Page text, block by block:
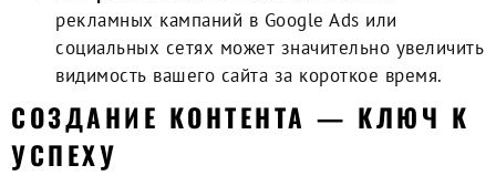
рекламных кампаний в Google Ads или
социальных сетях может значительно увеличить
видимость вашего сайта за короткое время.
CОЗДАНИЕ КОНТЕНТА — КЛЮЧ К
УСПЕХУ